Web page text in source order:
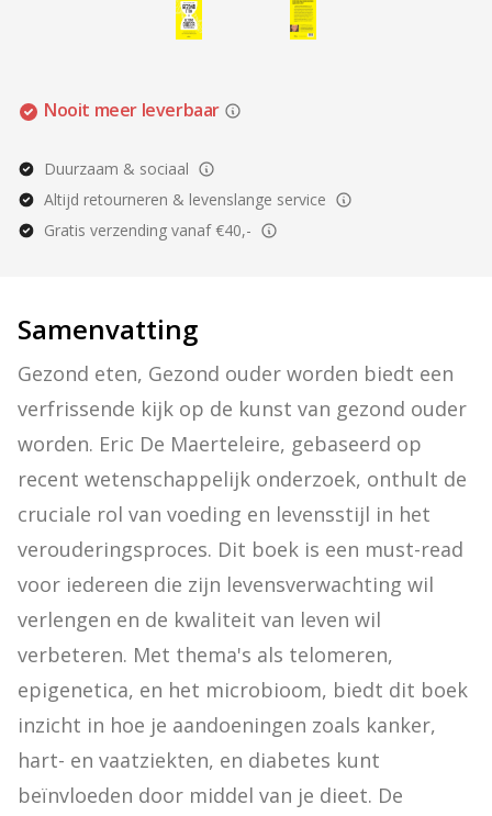
Nooit meer leverbaar
Duurzaam & sociaal
Altijd retourneren & levenslange service
Gratis verzending vanaf €40,-
Samenvatting
Gezond eten, Gezond ouder worden biedt een
verfrissende kijk op de kunst van gezond ouder
worden. Eric De Maerteleire, gebaseerd op
recent wetenschappelijk onderzoek, onthult de
cruciale rol van voeding en levensstijl in het
verouderingsproces. Dit boek is een must-read
voor iedereen die zijn levensverwachting wil
verlengen en de kwaliteit van leven wil
verbeteren. Met thema's als telomeren,
epigenetica, en het microbioom, biedt dit boek
inzicht in hoe je aandoeningen zoals kanker,
hart- en vaatziekten, en diabetes kunt
beïnvloeden door middel van je dieet. De